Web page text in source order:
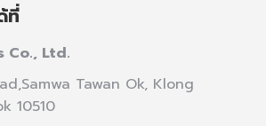
ที่
Co., Ltd.
Tawan Ok, Klong
10510